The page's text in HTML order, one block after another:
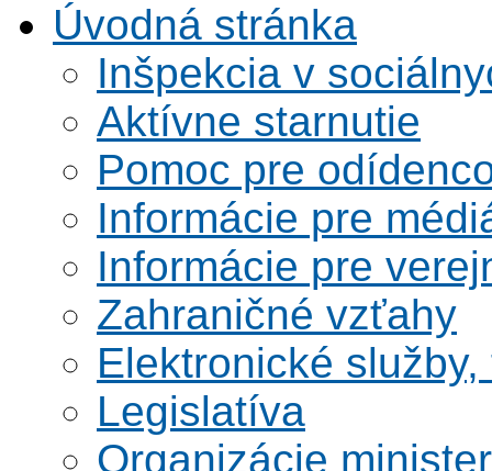
Úvodná stránka
Inšpekcia v
Aktívne starnutie
Pomoc pre
Informácie pre
Informácie pre
Zahraničné vzťahy
Elektronické
Legislatíva
Organizácie